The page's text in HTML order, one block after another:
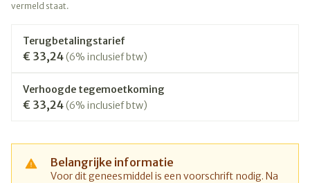
vermeld staat.
Terugbetalingstarief
€ 33,24(6% inclusief btw)
Verhoogde tegemoetkoming
€ 33,24(6% inclusief btw)
Belangrijke informatie
Voor dit geneesmiddel is een voorschrift nodig. Na